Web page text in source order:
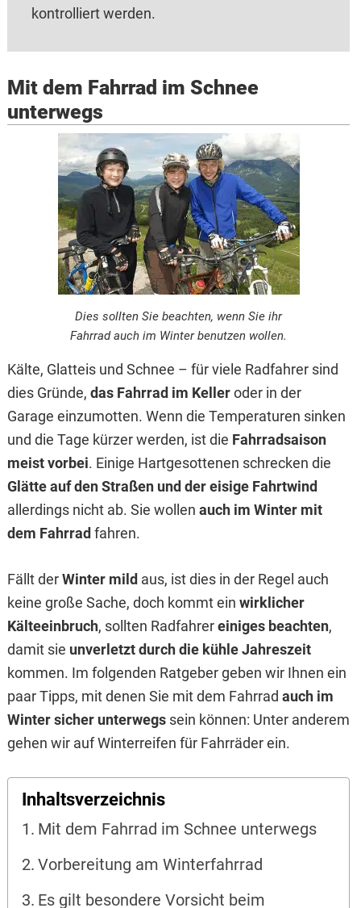
kontrolliert werden.
Mit dem Fahrrad im Schnee
unterwegs
Dies sollten Sie beachten, wenn Sie ihr
Fahrrad auch im Winter benutzen wollen.
Kälte, Glatteis und Schnee – für viele Radfahrer sind
dies Gründe, das Fahrrad im Kelleroder in der
Garage einzumotten. Wenn die Temperaturen sinken
und die Tage kürzer werden, ist die Fahrradsaison
meist vorbei. Einige Hartgesottenen schrecken die
Glätte auf den Straßen und der eisige Fahrtwind
allerdings nicht ab. Sie wollen auch im Winter mit
dem Fahrrad fahren.
Fällt derWinter mild aus, ist dies in der Regel auch
keine große Sache, doch kommt ein wirklicher
Kälteeinbruch, sollten Radfahrereiniges beachten,
damit sie unverletzt durch die kühle Jahreszeit
kommen. Im folgenden Ratgeber geben wir Ihnen ein
paar Tipps, mit denen Sie mit dem Fahrrad auch im
Winter sicher unterwegssein können: Unter anderem
gehen wir auf Winterreifen für Fahrräder ein.
Inhaltsverzeichnis
Mit dem Fahrrad im Schnee unterwegs
Vorbereitung am Winterfahrrad
Es gilt besondere Vorsicht beim